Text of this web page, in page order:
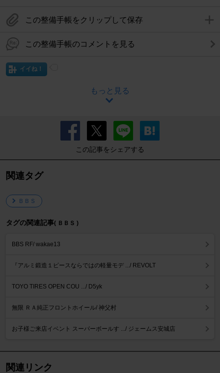
この整備手帳をクリップして保存
この整備手帳のコメントを見る
イイね！
もっと見る
この記事をシェアする
関連タグ
ＢＢＳ
タグの関連記事( ＢＢＳ )
BBS RF/ wakae13
『アルミ鍛造１ピースならではの軽量モデ .../ REVOLT
TOYO TIRES OPEN COU .../ D5yk
無限 ＲＡ純正フロントホイール/ 神父村
お子様ご来店イベント スーパーボールす .../ ジェームス安城店
関連リンク